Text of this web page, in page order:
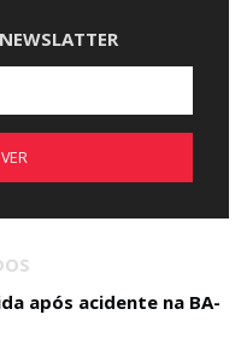
após acidente na BA-